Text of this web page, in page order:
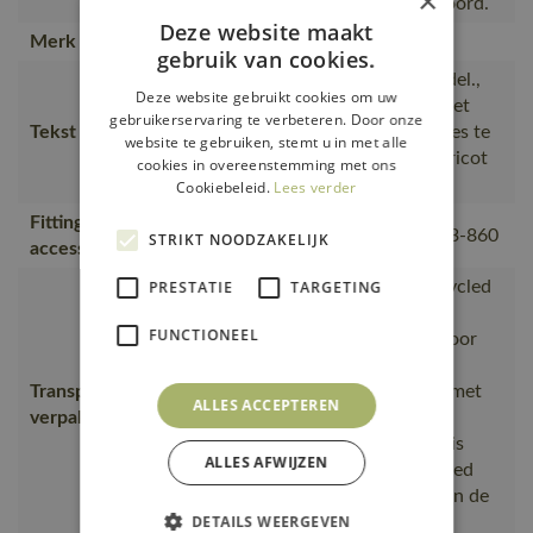
Merk
MASCOT®
Tekst usp
Speciaal getailleerd damesmodel.,
De naad in de nek is afgezet met
een zacht materiaal om irritaties te
voorkomen., Knoopsluiting., Tricot
bij de armen., Tricot kraag.
Fitting
accessories
18050-802, 50602-010, 50143-860
Transport en
verpakking
is gemaakt van of bevat gerecycled
magazijnen getransporteerd door
14001;Vervoerd in zendingen met
maximale benutting van de
ruimte;De productverpakking is
gemaakt van of bevat gerecycled
materiaal;De verpakking waarin de
bestelling van MASCOT
Deze website maakt
gebruik van cookies.
Deze website gebruikt cookies om uw
gebruikerservaring te verbeteren. Door onze
website te gebruiken, stemt u in met alle
cookies in overeenstemming met ons
Cookiebeleid. Lees verder
STRIKT NOODZAKELIJK
PRESTATIE TARGETING
FUNCTIONEEL
ALLES ACCEPTEREN
ALLES AFWIJZEN
DETAILS WEERGEVEN